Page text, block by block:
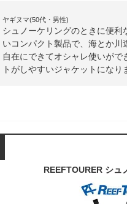
ヤギヌマ(50代・男性)
シュノーケリングのときに便
いコンパクト製品で、海とか
自在にできてオシャレ使いが
トがしやすいジャケットになり